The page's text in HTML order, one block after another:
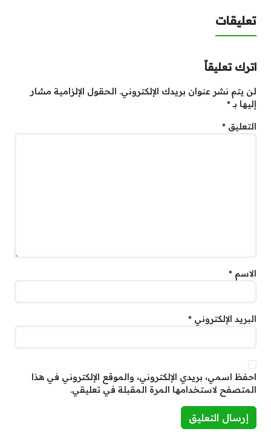
تعليقات
اترك تعليقاً
لن يتم نشر عنوان بريدك الإلكتروني. الحقول الإلزامية مشار
إليها بـ*
التعليق *
الاسم *
البريد الإلكتروني *
احفظ اسمي، بريدي الإلكتروني، والموقع الإلكتروني في هذا
المتصفح لاستخدامها المرة المقبلة في تعليقي.